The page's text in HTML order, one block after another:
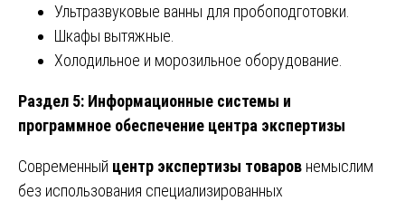
Ультразвуковые ванны для пробоподготовки.
Шкафы вытяжные.
Холодильное и морозильное оборудование.
Раздел 5: Информационные системы и
программное обеспечение центра экспертизы
Современный центр экспертизы товаров немыслим
без использования специализированных